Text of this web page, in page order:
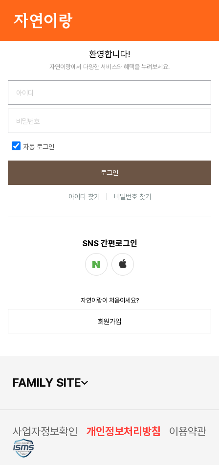
환영합니다!
자연이랑에서 다양한 서비스와 혜택을 누려보세요.
자동 로그인
로그인
아이디 찾기 비밀번호 찾기
SNS 간편로그인
자연이랑이 처음이세요?
FAMILY SITE
사업자정보확인 개인정보처리방침 이용약관